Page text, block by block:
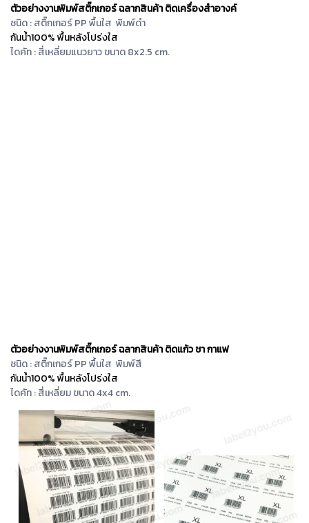
ตัวอย่างงานพิมพ์สติ๊กเกอร์ ฉลากสินค้า ติดเครื่องสำอางค์
ชนิด : สติ๊กเกอร์ PP พื้นใส พิมพ์ดำ
กันน้ำ100% พื้นหลังโปร่งใส
ไดคัท : สี่เหลี่ยมแนวยาว ขนาด 8x2.5 cm.
ตัวอย่างงานพิมพ์สติ๊กเกอร์ ฉลากสินค้า ติดแก้ว ชา กาแฟ
ชนิด : สติ๊กเกอร์ PP พื้นใส พิมพ์สี
กันน้ำ100% พื้นหลังโปร่งใส
ไดคัท : สี่เหลี่ยม ขนาด 4x4 cm.